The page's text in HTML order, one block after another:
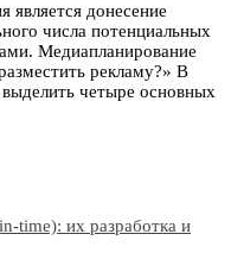
является донесение
числа потенциальных
Медиапланирование
рекламу?» В
четыре основных